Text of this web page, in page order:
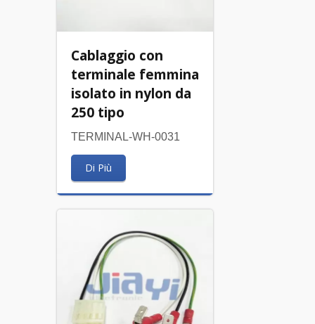
Cablaggio con
terminale femmina
isolato in nylon da
250 tipo
TERMINAL-WH-0031
Di Più